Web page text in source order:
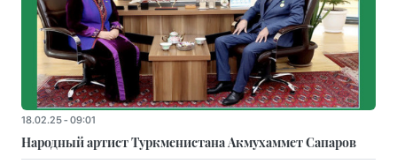
18.02.25 - 09:01
Народный артист Туркменистана Акмухаммет Сапаров